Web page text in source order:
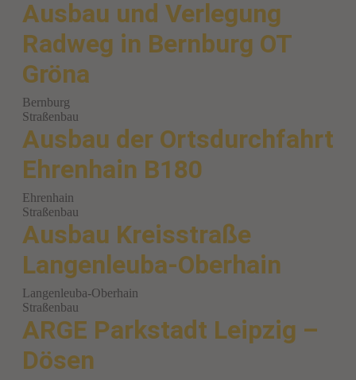
Ausbau und Verlegung
Radweg in Bernburg OT
Gröna
Bernburg
Straßenbau
Ausbau der Ortsdurchfahrt
Ehrenhain B180
Ehrenhain
Straßenbau
Ausbau Kreisstraße
Langenleuba-Oberhain
Langenleuba-Oberhain
Straßenbau
ARGE Parkstadt Leipzig –
Dösen